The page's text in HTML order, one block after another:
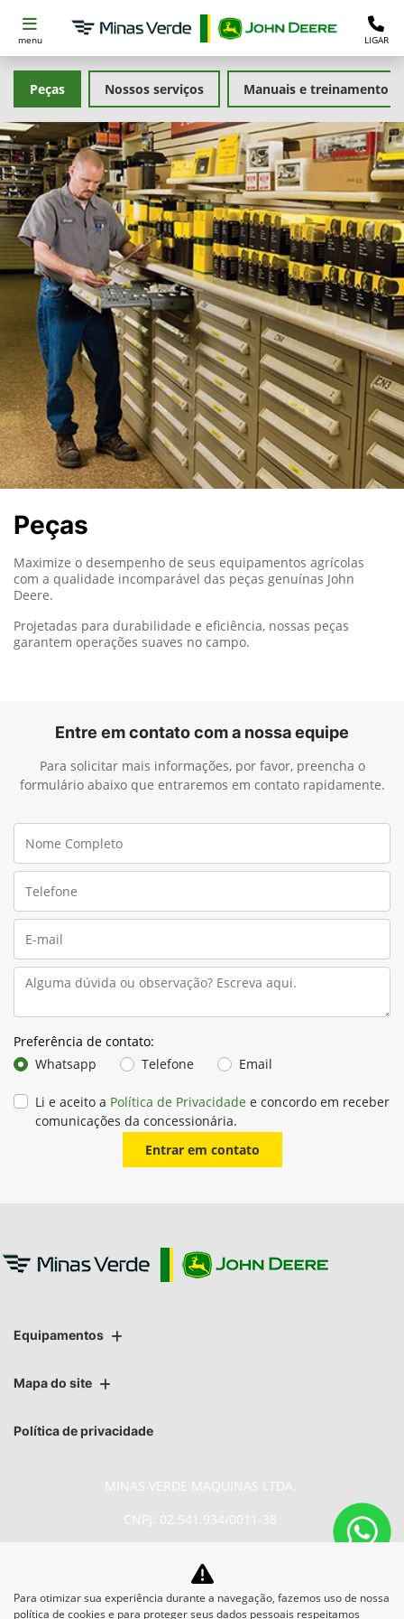
menu LIGAR
Nossos serviços Manuais e treinamento
Peças
Peças
Maximize o desempenho de seus equipamentos agrícolas
com a qualidade incomparável das peças genuínas John
Deere.
Projetadas para durabilidade e eficiência, nossas peças
garantem operações suaves no campo.
Entre em contato com a nossa equipe
Para solicitar mais informações, por favor, preencha o
formulário abaixo que entraremos em contato rapidamente.
Preferência de contato:
Whatsapp
Telefone Email
Li e aceito a Política de Privacidade e concordo em receber
comunicações da concessionária.
Entrar em contato
Equipamentos
Mapa do site
Política de privacidade
MINAS VERDE MAQUINAS LTDA.
CNPJ: 02.541.934/0011-38
No trânsito, enxergar o outro
Para otimizar sua experiência durante a navegação, fazemos uso de nossa
política de cookies e para proteger seus dados pessoais respeitamos